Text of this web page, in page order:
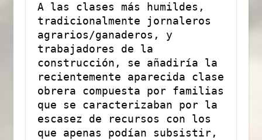
A las clases más humildes,
tradicionalmente jornaleros
agrarios/ganaderos, y
trabajadores de la
construcción, se añadiría la
recientemente aparecida clase
obrera compuesta por familias
que se caracterizaban por la
escasez de recursos con los
que apenas podían subsistir,